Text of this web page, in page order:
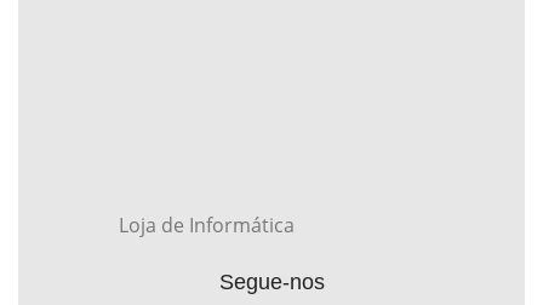
Loja de Informática
Segue-nos